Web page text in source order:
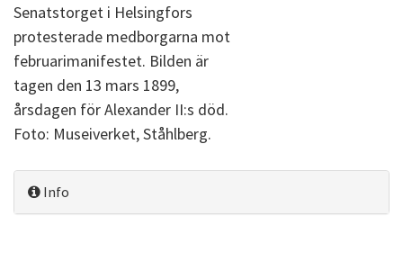
Senatstorget i Helsingfors
protesterade medborgarna mot
februarimanifestet. Bilden är
tagen den 13 mars 1899,
årsdagen för Alexander II:s död.
Foto: Museiverket, Ståhlberg.
Info